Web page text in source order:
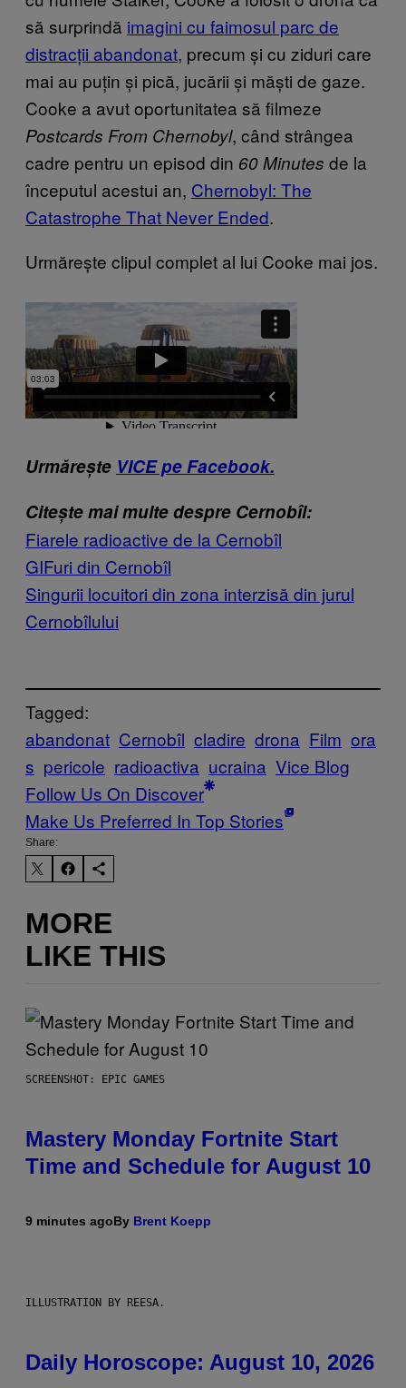
să surprindă imagini cu faimosul parc de
distracții abandonat, precum și cu ziduri care
mai au puțin și pică, jucării și măști de gaze.
Cooke a avut oportunitatea să filmeze
Postcards From Chernobyl, când strângea
cadre pentru un episod din 60 Minutes de la
începutul acestui an, Chernobyl: The
Catastrophe That Never Ended.
Urmărește clipul complet al lui Cooke mai jos.
Urmărește VICE pe Facebook.
Citește mai multe despre Cernobîl:
Fiarele radioactive de la Cernobîl
GIFuri din Cernobîl
Singurii locuitori din zona interzisă din jurul
Cernobîlului
Tagged:
abandonat Cernobîl cladire drona Film ora
s pericole radioactiva ucraina Vice Blog
Follow Us On Discover
Make Us Preferred In Top Stories
Share:
MORE
LIKE THIS
SCREENSHOT: EPIC GAMES
Mastery Monday Fortnite Start
Time and Schedule for August 10
9 minutes agoBy Brent Koepp
ILLUSTRATION BY REESA.
Daily Horoscope: August 10, 2026